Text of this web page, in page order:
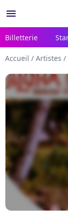
menu
Billetterie
Accueil / Artistes /